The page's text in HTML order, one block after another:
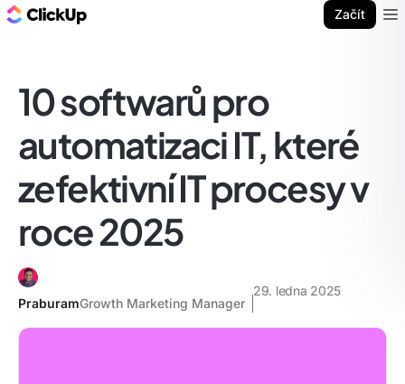
Začít
10 softwarů pro
automatizaci IT, které
zefektivní IT procesy v
roce 2025
PraburamGrowth Marketing Manager
29. ledna 2025